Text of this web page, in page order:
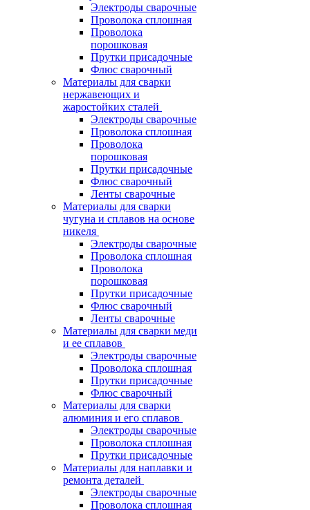
Электроды сварочные
Проволока сплошная
Проволока
порошковая
Прутки присадочные
Флюс сварочный
Материалы для сварки
нержавеющих и
жаростойких сталей
Электроды сварочные
Проволока сплошная
Проволока
порошковая
Прутки присадочные
Флюс сварочный
Ленты сварочные
Материалы для сварки
чугуна и сплавов на основе
никеля
Электроды сварочные
Проволока сплошная
Проволока
порошковая
Прутки присадочные
Флюс сварочный
Ленты сварочные
Материалы для сварки меди
и ее сплавов
Электроды сварочные
Проволока сплошная
Прутки присадочные
Флюс сварочный
Материалы для сварки
алюминия и его сплавов
Электроды сварочные
Проволока сплошная
Прутки присадочные
Материалы для наплавки и
ремонта деталей
Электроды сварочные
Проволока сплошная